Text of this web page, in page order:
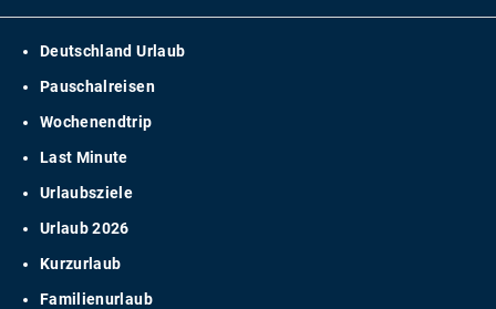
Deutschland Urlaub
Pauschalreisen
Wochenendtrip
Last Minute
Urlaubsziele
Urlaub 2026
Kurzurlaub
Familienurlaub